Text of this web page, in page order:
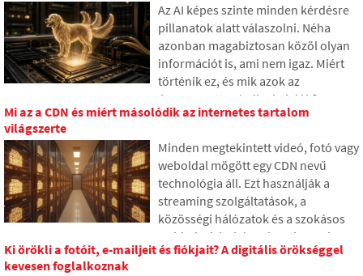
Az AI képes szinte minden kérdésre
pillanatok alatt válaszolni. Néha
azonban magabiztosan közöl olyan
információt is, ami nem igaz. Miért
történik ez, és mik azok az
úgynevezett AI hallucinációk? A
cikkben elmagyarázzuk, hogyan
miért hoznak néha valótlan
válaszokat, és hogyan próbálják a
fejlesztők fokozatosan korlátozni ezt
a problémát.
Mi az a CDN és miért másolódik az internetes tartalom
világszerte
Minden megtekintett videó, fotó vagy
weboldal mögött egy CDN nevű
technológia áll. Ezt használják a
streaming szolgáltatások, a
közösségi hálózatok és a szokásos
webhelyek is, bár sok ember soha
nem hallott róla. A cikkben
Ki örökli a fotóit, e-mailjeit és fiókjait? A digitális örökséggel
kevesen foglalkoznak